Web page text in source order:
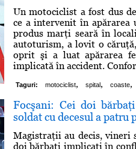
Un motociclist a fost dus
ce a intervenit în
produs marţi seară în
autoturism, a lovit o
oprit şi a luat apărarea
implicată în accident.
Taguri: motociclist, spital, coaste,
Focşani: Cei doi
soldat cu decesul a patru
Magistraţii au decis, vineri
doi bărbaţi implicaţi în